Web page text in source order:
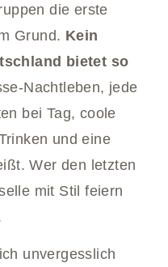
die erste
Grund. Kein
bietet so
Nachtleben, jede
bei Tag, coole
und eine
Wer den letzten
mit Stil feiern
unvergesslich